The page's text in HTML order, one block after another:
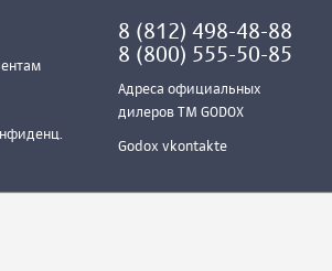
8 (812) 498-48-88
8 (800) 555-50-85
Адреса официальных
дилеров ТМ GODOX
Godox vkontakte